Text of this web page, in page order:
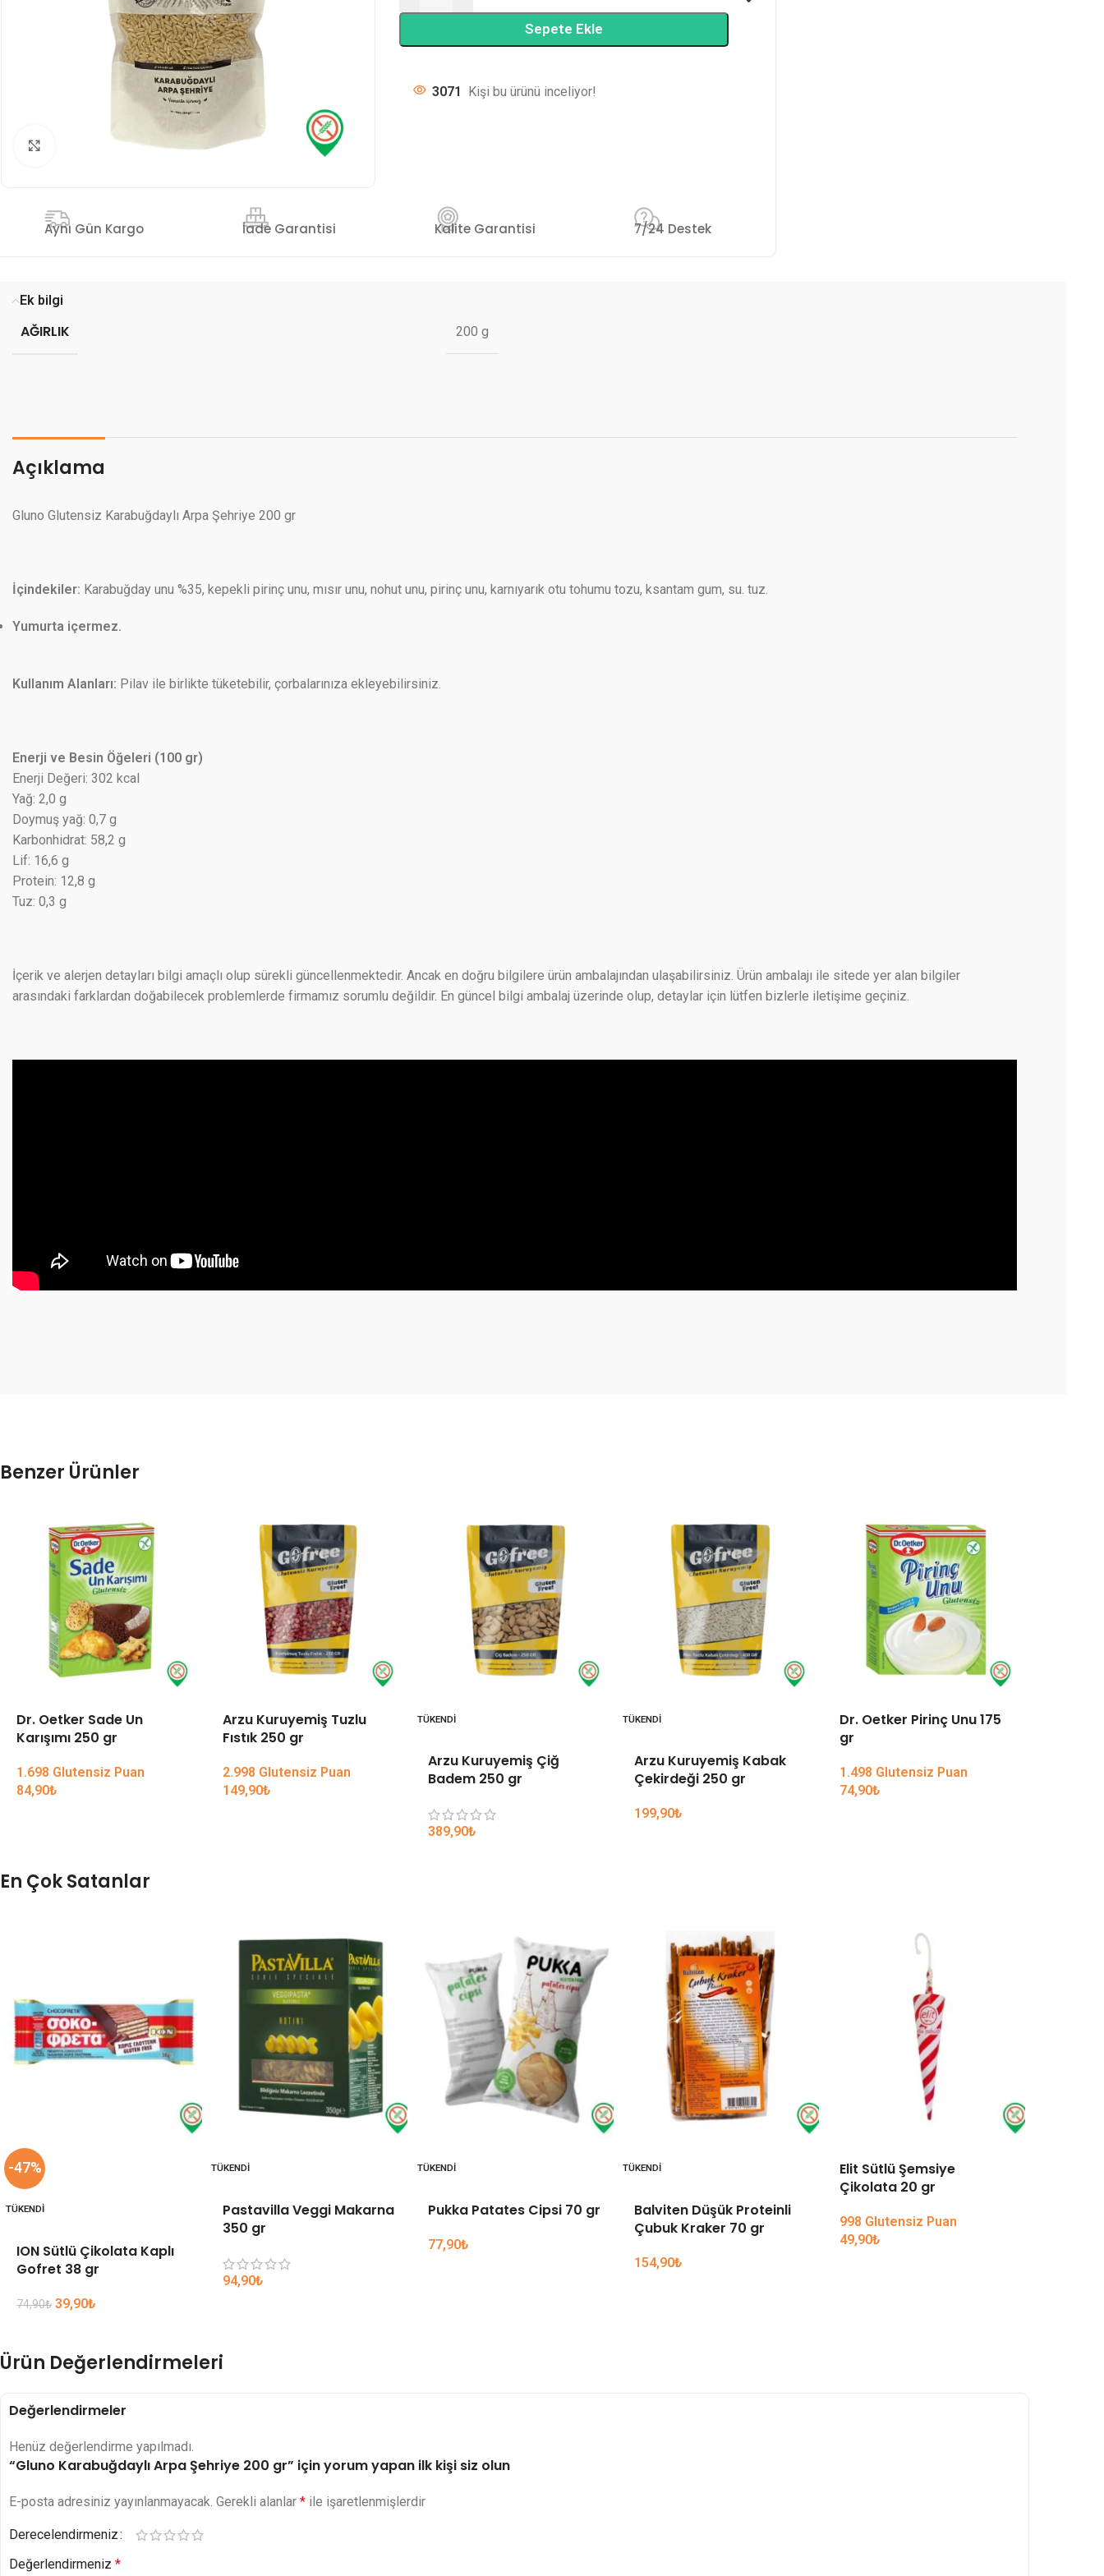
Sepete Ekle
3071 Kişi bu ürünü inceliyor!
Aynı Gün Kargo İade Garantisi Kalite Garantisi 7/24 Destek
Ek bilgi
AĞIRLIK 200 g
Açıklama
Gluno Glutensiz Karabuğdaylı Arpa Şehriye 200 gr
İçindekiler: Karabuğday unu %35, kepekli pirinç unu, mısır unu, nohut unu, pirinç unu, karnıyarık otu tohumu tozu, ksantam gum, su. tuz.
Yumurta içermez.
Kullanım Alanları: Pilav ile birlikte tüketebilir, çorbalarınıza ekleyebilirsiniz.
Enerji ve Besin Öğeleri (100 gr)
Enerji Değeri: 302 kcal
Yağ: 2,0 g
Doymuş yağ: 0,7 g
Karbonhidrat: 58,2 g
Lif: 16,6 g
Protein: 12,8 g
Tuz: 0,3 g
İçerik ve alerjen detayları bilgi amaçlı olup sürekli güncellenmektedir. Ancak en doğru bilgilere ürün ambalajından ulaşabilirsiniz. Ürün ambalajı ile sitede yer alan bilgiler
arasındaki farklardan doğabilecek problemlerde firmamız sorumlu değildir. En güncel bilgi ambalaj üzerinde olup, detaylar için lütfen bizlerle iletişime geçiniz.
Benzer Ürünler
Dr. Oetker Sade Un
Karışımı 250 gr
1.698 Glutensiz Puan
84,90₺
Arzu Kuruyemiş Tuzlu
Fıstık 250 gr
2.998 Glutensiz Puan
149,90₺
TÜKENDI
Arzu Kuruyemiş Çiğ
Badem 250 gr
389,90₺
TÜKENDI
Arzu Kuruyemiş Kabak
Çekirdeği 250 gr
199,90₺
Dr. Oetker Pirinç Unu 175
gr
1.498 Glutensiz Puan
74,90₺
En Çok Satanlar
-47%
TÜKENDI
ION Sütlü Çikolata Kaplı
Gofret 38 gr
74,90₺ 39,90₺
TÜKENDI
Pastavilla Veggi Makarna
350 gr
94,90₺
TÜKENDI
Pukka Patates Cipsi 70 gr
77,90₺
TÜKENDI
Balviten Düşük Proteinli
Çubuk Kraker 70 gr
154,90₺
Elit Sütlü Şemsiye
Çikolata 20 gr
998 Glutensiz Puan
49,90₺
Ürün Değerlendirmeleri
Değerlendirmeler
Henüz değerlendirme yapılmadı.
“Gluno Karabuğdaylı Arpa Şehriye 200 gr” için yorum yapan ilk kişi siz olun
E-posta adresiniz yayınlanmayacak. Gerekli alanlar * ile işaretlenmişlerdir
Derecelendirmeniz
Değerlendirmeniz *